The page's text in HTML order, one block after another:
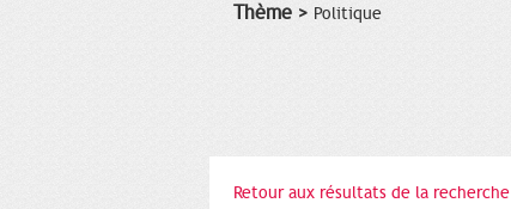
Thème > Politique
Retour aux résultats de la recherche